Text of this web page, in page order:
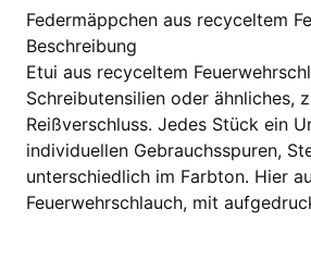
Federmäppchen aus recyceltem
Beschreibung
Etui aus recyceltem
Schreibutensilien oder ähnliches,
Reißverschluss. Jedes Stück ein
individuellen Gebrauchsspuren,
unterschiedlich im Farbton. Hier
Feuerwehrschlauch, mit